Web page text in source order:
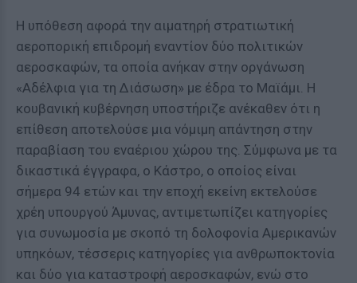
Η υπόθεση αφορά την αιματηρή στρατιωτική
αεροπορική επιδρομή εναντίον δύο πολιτικών
αεροσκαφών, τα οποία ανήκαν στην οργάνωση
«Αδέλφια για τη Διάσωση» με έδρα το Μαϊάμι. Η
κουβανική κυβέρνηση υποστήριζε ανέκαθεν ότι η
επίθεση αποτελούσε μια νόμιμη απάντηση στην
παραβίαση του εναέριου χώρου της. Σύμφωνα με τα
δικαστικά έγγραφα, ο Κάστρο, ο οποίος είναι
σήμερα 94 ετών και την εποχή εκείνη εκτελούσε
χρέη υπουργού Άμυνας, αντιμετωπίζει κατηγορίες
για συνωμοσία με σκοπό τη δολοφονία Αμερικανών
υπηκόων, τέσσερις κατηγορίες για ανθρωποκτονία
και δύο για καταστροφή αεροσκαφών, ενώ στο